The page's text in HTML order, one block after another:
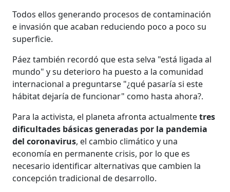
Todos ellos generando procesos de contaminación
e invasión que acaban reduciendo poco a poco su
superficie.
Páez también recordó que esta selva "está ligada al
mundo" y su deterioro ha puesto a la comunidad
internacional a preguntarse "¿qué pasaría si este
hábitat dejaría de funcionar" como hasta ahora?.
Para la activista, el planeta afronta actualmentetres
dificultades básicas generadas por la pandemia
del coronavirus, el cambio climático y una
economía en permanente crisis, por lo que es
necesario identificar alternativas que cambien la
concepción tradicional de desarrollo.